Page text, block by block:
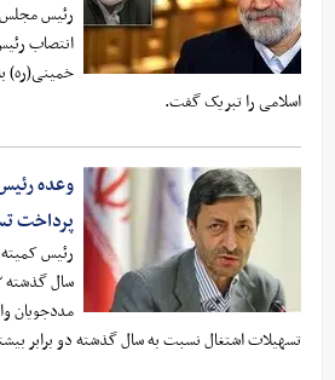
رئیس مجلس
انتصاب
خمینی(ره)
اسلامی را تبریک گفت.
وعده
پرداخت
رئیس کمیته
مددجویان
تسهیلات اشتغال نسبت به سال گذشته دو برابر